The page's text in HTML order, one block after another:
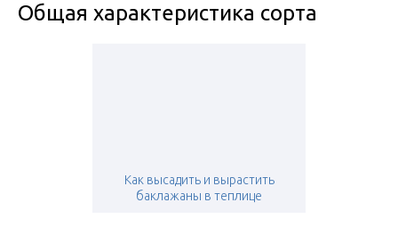
Общая характеристика сорта
Как высадить и вырастить
баклажаны в теплице